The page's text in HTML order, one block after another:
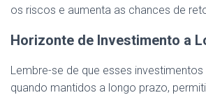
os riscos e aumenta as chances de
Horizonte de Investimento a
Lembre-se de que esses
quando mantidos a longo prazo,